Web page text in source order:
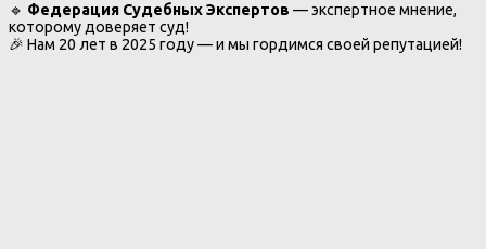
🔹 Федерация Судебных Экспертов — экспертное мнение,
которому доверяет суд!
🎉 Нам 20 лет в 2025 году — и мы гордимся своей репутацией!